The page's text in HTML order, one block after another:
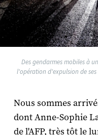
Des gendarmes mobiles à
l'opération d'expulsion de
Nous sommes
dont Anne-Sophie
de l'AFP, très tôt le